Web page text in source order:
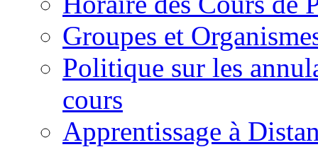
Groupes et
Politique sur les
cours
Apprentissage à